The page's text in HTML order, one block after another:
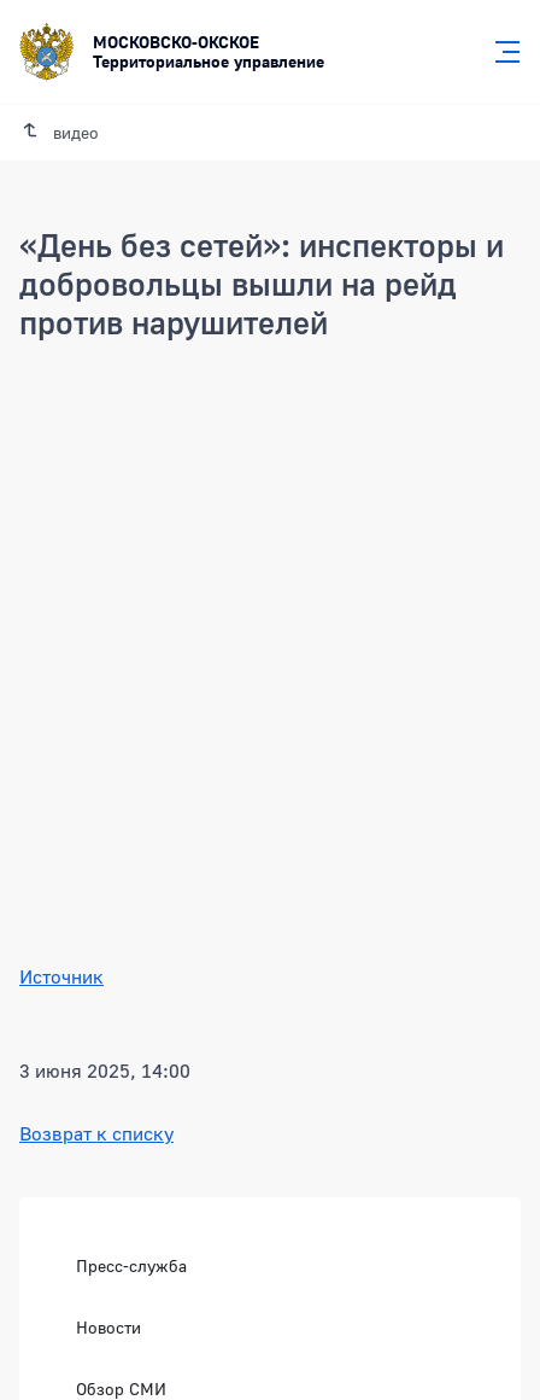
МОСКОВСКО-ОКСКОЕ
Территориальное управление
видео
«День без сетей»: инспекторы и
добровольцы вышли на рейд
против нарушителей
Источник
3 июня 2025, 14:00
Возврат к списку
Пресс-служба
Новости
Обзор СМИ